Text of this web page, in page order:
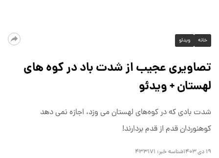
خانه ویدئو
تصاویری عجیب از شدت باد در کوه های
لهستان + ویدئو
شدت بادی که در کوه‌های لهستان می وزد، اجازه نمی دهد
کوهنوردان قدم از قدم بردارند!
۱۹ دی ۱۴۰۳ شناسه خبر: ۴۳۳۱۷۱